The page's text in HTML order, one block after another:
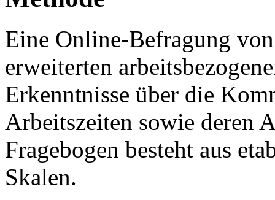
Eine Online-Befragung
erweiterten
Erkenntnisse über die
Arbeitszeiten sowie deren
Fragebogen besteht aus
Skalen.